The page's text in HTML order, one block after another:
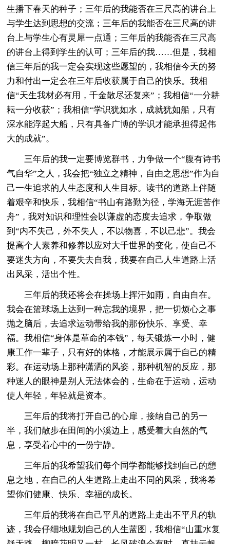
生播下春天的种子；三年后的我能否在三尺高的讲台上
与学生达到思想的交流；三年后的我能否在三尺高的讲
台上与学生心有灵犀一点通；三年后的我能否在三尺高
的讲台上得到学生的认可；三年后的我……但是，我相
信三年后的我一定会实现这些愿望的，我相信今天的努
力和付出一定会在三年后收获属于自己的快乐。我相
信“天生我材必有用，千金散尽还复来”；我相信“一分耕
耘一分收获”；我相信“学识犹如水，成就犹如船，只有
深水能浮起大船，只有具备广博的学识才能承担得起伟
大的成就”。
三年后的我一定要博览群书，力争做一个“腹有诗书
气自华”之人，我会把“独立之精神，自由之思想”作为自
己一生追求的人生态度和人生目标。读书的道路上伴随
着艰辛和快乐，我相信“书山有路勤为径，学海无涯苦作
舟”，我对知识和理性会以谦虚的态度去追求，争取做
到“内不失己，外不失人，不以物喜，不以己悲”。我会
提高个人素养和修养以应对大千世界的变化，使自己不
要迷失方向，不要失去自我，我要在自己人生道路上活
出风采，活出个性。
三年后的我还将会在操场上挥汗如雨，自由自在。
我会在篮球场上达到一种忘我的境界，把一切烦心之事
抛之脑后，去追求运动带给我的那份快乐、享受、幸
福。我相信“身体是革命的本钱”，每天锻炼一小时，健
康工作一辈子，只有好的体格，才能展示属于自己的精
彩。在运动场上那种潇洒的风姿，那种机智的反应，那
种迷人的眼神是别人无法体会的，生命在于运动，运动
使人年轻，年轻就是资本。
三年后的我将打开自己的心扉，接纳自己的另一
半，我们散步在田间的小溪边上，感受着大自然的气
息，享受着心中的一份宁静。
三年后的我希望我们每个同学都能够找到自己的憩
息之地，在自己的人生道路上走出不同的风采，我将希
望你们健康、快乐、幸福的成长。
三年后的我将在自己平凡的道路上走出不平凡的轨
迹，我会仔细地规划自己的人生蓝图，我相信“山重水复